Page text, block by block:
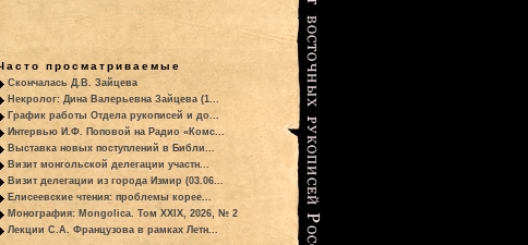
просматриваемые
Скончалась Д.В. Зайцева
Некролог: Дина Валерьевна Зайцева (1...
График работы Отдела рукописей и до...
Интервью И.Ф. Поповой на Радио «Комс...
Выставка новых поступлений в Библи...
Визит монгольской делегации участн...
Визит делегации из города Измир (03.06...
Елисеевские чтения: проблемы корее...
Монография: Mongolica. Том XXIX, 2026, № 2
Лекции С.А. Французова в рамках Летн...